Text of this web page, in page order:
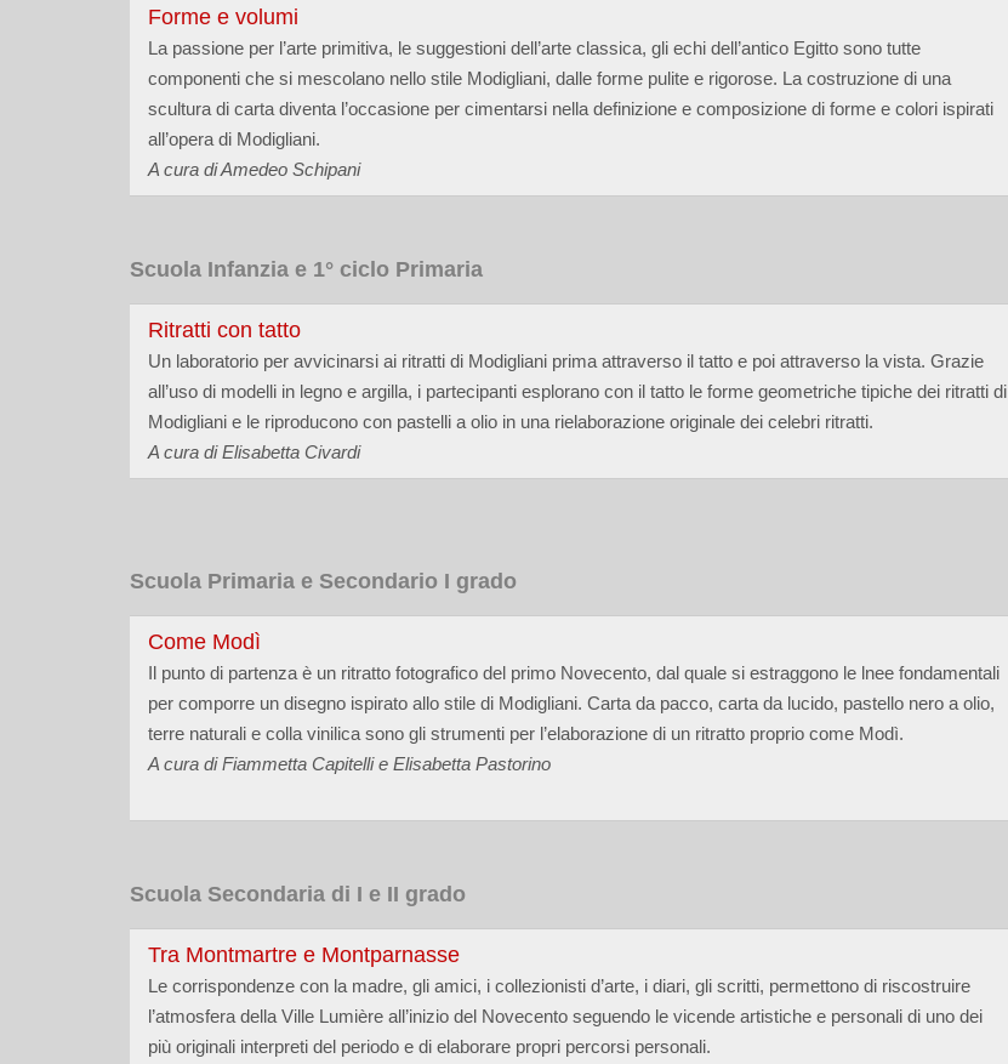
Forme e volumi
La passione per l’arte primitiva, le suggestioni dell’arte classica, gli echi dell’antico Egitto sono tutte
componenti che si mescolano nello stile Modigliani, dalle forme pulite e rigorose. La costruzione di una
scultura di carta diventa l’occasione per cimentarsi nella definizione e composizione di forme e colori ispirati
all’opera di Modigliani.
A cura di Amedeo Schipani
Scuola Infanzia e 1° ciclo Primaria
Ritratti con tatto
Un laboratorio per avvicinarsi ai ritratti di Modigliani prima attraverso il tatto e poi attraverso la vista. Grazie
all’uso di modelli in legno e argilla, i partecipanti esplorano con il tatto le forme geometriche tipiche dei ritratti di
Modigliani e le riproducono con pastelli a olio in una rielaborazione originale dei celebri ritratti.
A cura di Elisabetta Civardi
Scuola Primaria e Secondario I grado
Come Modì
Il punto di partenza è un ritratto fotografico del primo Novecento, dal quale si estraggono le lnee fondamentali
per comporre un disegno ispirato allo stile di Modigliani. Carta da pacco, carta da lucido, pastello nero a olio,
terre naturali e colla vinilica sono gli strumenti per l’elaborazione di un ritratto proprio come Modì.
A cura di Fiammetta Capitelli e Elisabetta Pastorino
Scuola Secondaria di I e II grado
Tra Montmartre e Montparnasse
Le corrispondenze con la madre, gli amici, i collezionisti d’arte, i diari, gli scritti, permettono di riscostruire
l’atmosfera della Ville Lumière all’inizio del Novecento seguendo le vicende artistiche e personali di uno dei
più originali interpreti del periodo e di elaborare propri percorsi personali.